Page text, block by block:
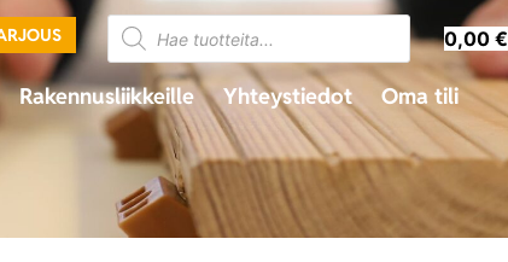
0,00€
Rakennusliikkeille Yhteystiedot Oma tili